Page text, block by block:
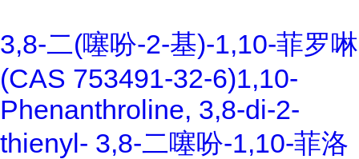
3,8-二(噻吩-2-基)-1,10-菲罗啉
(CAS 753491-32-6)1,10-
Phenanthroline, 3,8-di-2-
thienyl- 3,8-二噻吩-1,10-菲洛